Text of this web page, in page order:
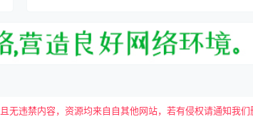
无违禁内容，资源均来自自其他网站，若有侵权请通知我